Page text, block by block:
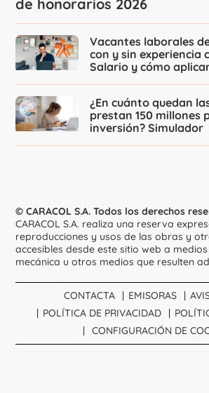
de honorarios 2026
Vacantes laborales de
con y sin experiencia
Salario y cómo
¿En cuánto quedan
prestan 150 millones
inversión? Simulador
© CARACOL S.A. Todos los derechos
CARACOL S.A. realiza una reserva
reproducciones y usos de las obras y
accesibles desde este sitio web a
mecánica u otros medios que resulten
CONTACTA EMISORAS
POLÍTICA DE PRIVACIDAD
CONFIGURACIÓN DE